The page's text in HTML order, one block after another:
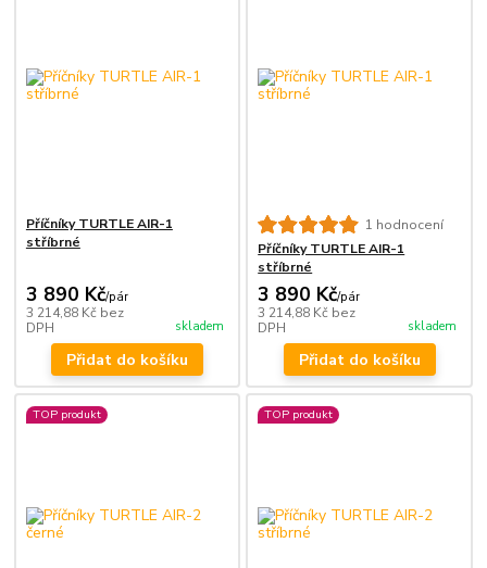
Příčníky TURTLE AIR-1
stříbrné
3 890 Kč/pár
3 214,88 Kč bez
DPH
skladem
Přidat do košíku
1 hodnocení
Příčníky TURTLE AIR-1
stříbrné
3 890 Kč/pár
3 214,88 Kč bez
DPH
skladem
Přidat do košíku
TOP produkt TOP produkt